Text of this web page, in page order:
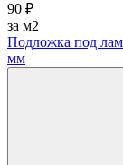
90 ₽
за м2
Подложка под
мм